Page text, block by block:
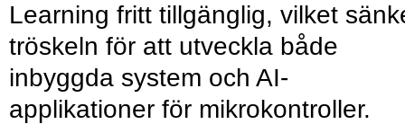
Learning fritt tillgänglig, vilket
tröskeln för att utveckla både
inbyggda system och AI-
applikationer för mikrokontroller.